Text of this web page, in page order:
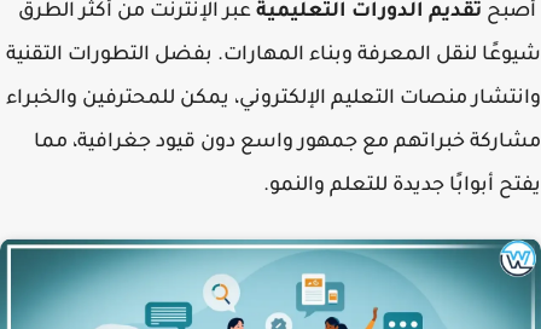
أصبح تقديم الدورات التعليمية عبر الإنترنت من أكثر الطرق
شيوعًا لنقل المعرفة وبناء المهارات. بفضل التطورات التقنية
وانتشار منصات التعليم الإلكتروني، يمكن للمحترفين والخبراء
مشاركة خبراتهم مع جمهور واسع دون قيود جغرافية، مما
يفتح أبوابًا جديدة للتعلم والنمو.